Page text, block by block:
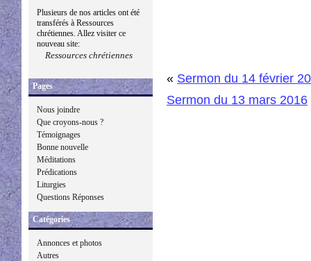
Plusieurs de nos articles ont été
transférés à Ressources
chrétiennes. Allez visiter ce
nouveau site:
Ressources chrétiennes
Pages
Nous joindre
Que croyons-nous ?
Témoignages
Bonne nouvelle
Méditations
Prédications
Liturgies
Questions Réponses
Catégories
Annonces et photos
Autres
« Sermon du 14 février
Sermon du 13 mars 2016